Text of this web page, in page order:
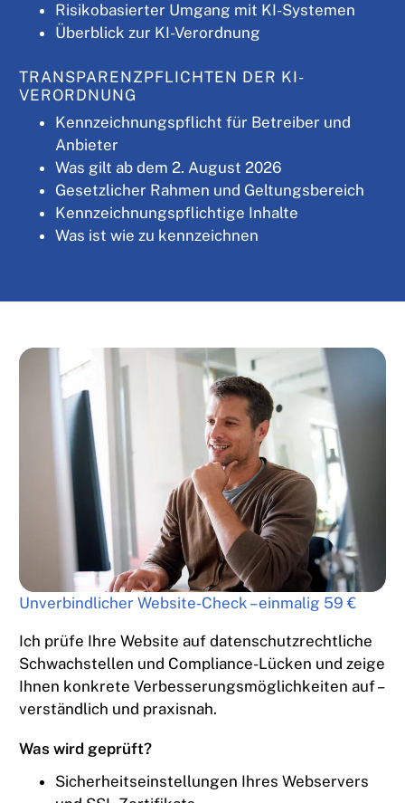
Risikobasierter Umgang mit KI-Systemen
Überblick zur KI-Verordnung
TRANSPARENZPFLICHTEN DER KI-
VERORDNUNG
Kennzeichnungspflicht für Betreiber und
Anbieter
Was gilt ab dem 2. August 2026
Gesetzlicher Rahmen und Geltungsbereich
Kennzeichnungspflichtige Inhalte
Was ist wie zu kennzeichnen
Unverbindlicher Website-Check – einmalig 59 €
Ich prüfe Ihre Website auf datenschutzrechtliche
Schwachstellen und Compliance-Lücken und zeige
Ihnen konkrete Verbesserungsmöglichkeiten auf –
verständlich und praxisnah.
Was wird geprüft?
Sicherheitseinstellungen Ihres Webservers